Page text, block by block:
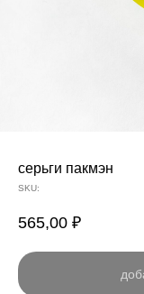
серьги пакмэн
SKU:
565,00 ₽